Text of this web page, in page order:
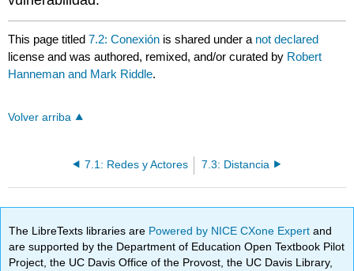
This page titled7.2: Conexión is shared under a not declared
license and was authored, remixed, and/or curated by Robert
Hanneman and Mark Riddle.
Volver arriba
7.1: Redes y Actores 7.3: Distancia
The LibreTexts libraries are Powered by NICE CXone Expertand
are supported by the Department of Education Open Textbook Pilot
Project, the UC Davis Office of the Provost, the UC Davis Library,